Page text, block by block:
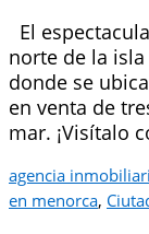
El
norte de la
donde se
en venta de
mar. ¡Visítalo
agencia
en menorca,